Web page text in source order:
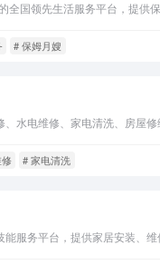
# 保姆月嫂
# 家电清洗